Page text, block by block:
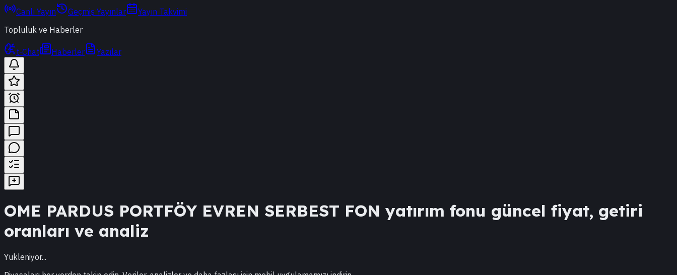
Canlı Yayın Geçmiş Yayınlar
Yayın Takvimi
Topluluk ve Haberler
t-Chat Haberler Yazılar
OME PARDUS PORTFÖY EVREN SERBEST FON yatırım fonu güncel fiyat, getiri
oranları ve analiz
Yukleniyor...